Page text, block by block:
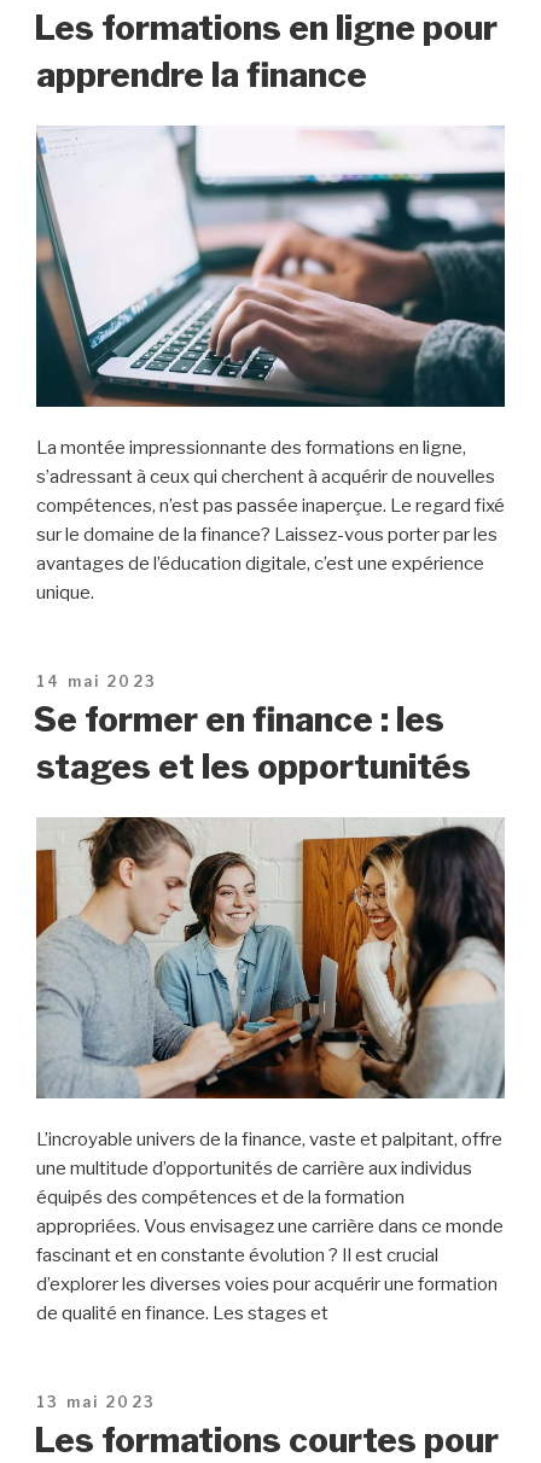
le
Les formations en ligne pour
apprendre la finance
La montée impressionnante des formations en ligne,
s’adressant à ceux qui cherchent à acquérir de nouvelles
compétences, n’est pas passée inaperçue. Le regard fixé
sur le domaine de la finance? Laissez-vous porter par les
avantages de l’éducation digitale, c’est une expérience
unique.
Publié
le
14 mai 2023
Se former en finance : les
stages et les opportunités
L’incroyable univers de la finance, vaste et palpitant, offre
une multitude d’opportunités de carrière aux individus
équipés des compétences et de la formation
appropriées. Vous envisagez une carrière dans ce monde
fascinant et en constante évolution ? Il est crucial
d’explorer les diverses voies pour acquérir une formation
de qualité en finance. Les stages et
Publié
le
13 mai 2023
Les formations courtes pour